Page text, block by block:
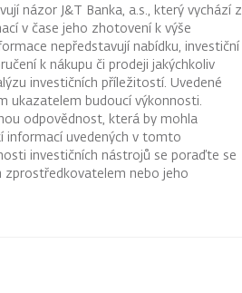
názor J&T Banka, a.s., který vychází z
v čase jeho zhotovení k výše
nepředstavují nabídku, investiční
k nákupu či prodeji jakýchkoliv
investičních příležitostí. Uvedené
ukazatelem budoucí výkonnosti.
odpovědnost, která by mohla
informací uvedených v tomto
investičních nástrojů se poraďte se
zprostředkovatelem nebo jeho